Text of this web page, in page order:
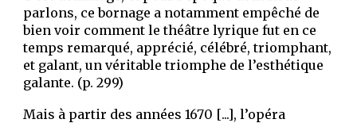
parlons, ce bornage a notamment empêché de
bien voir comment le théâtre lyrique fut en ce
temps remarqué, apprécié, célébré, triomphant,
et galant, un véritable triomphe de l’esthétique
galante. (p. 299)
Mais à partir des années 1670 [...], l’opéra